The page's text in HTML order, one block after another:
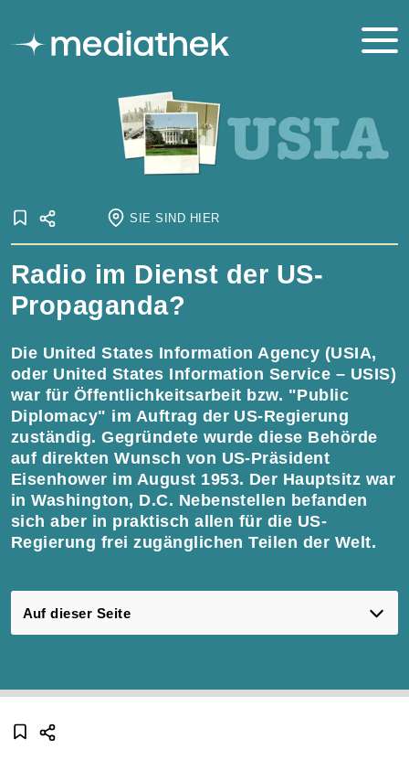
SIE SIND HIER
Startseite Onlineausstellungen
USIS – USIA
United States Information Agency
Radio im Dienst der US-
Propaganda?
Die United States Information Agency (USIA,
oder United States Information Service – USIS)
war für Öffentlichkeitsarbeit bzw. "Public
Diplomacy" im Auftrag der US-Regierung
zuständig. Gegründete wurde diese Behörde
auf direkten Wunsch von US-Präsident
Eisenhower im August 1953. Der Hauptsitz war
in Washington, D.C. Nebenstellen befanden
sich aber in praktisch allen für die US-
Regierung frei zugänglichen Teilen der Welt.
Auf dieser Seite